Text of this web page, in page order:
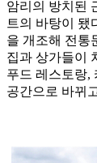
암리의 방치된
트의 바탕이 됐
을 개조해 전통
집과 상가들이
푸드 레스토랑,
공간으로 바뀌